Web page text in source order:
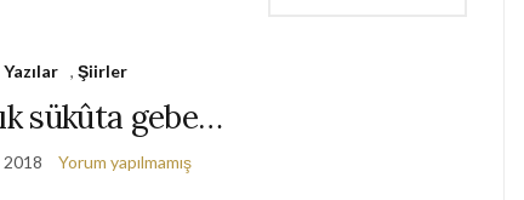
Yazılar , Şiirler
sükûta gebe…
2018 Yorum yapılmamış